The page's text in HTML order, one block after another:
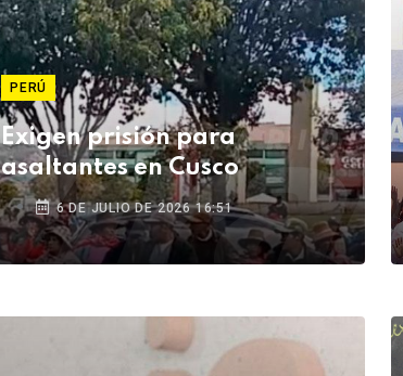
PERÚ
Exigen prisión para
asaltantes en Cusco
6 DE JULIO DE 2026 16:51